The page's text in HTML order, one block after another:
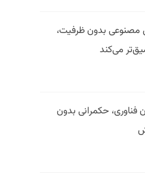
بدون ظرفیت،
می‌کند
حکمرانی بدون